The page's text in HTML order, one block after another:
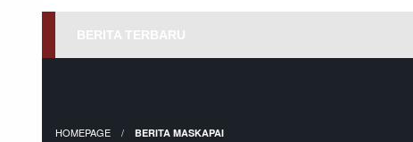
BERITA TERBARU
HOMEPAGE BERITA MASKAPAI